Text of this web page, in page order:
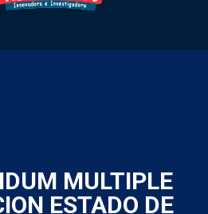
MULTIPLE
ESTADO DE